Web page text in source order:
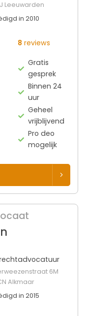
Leeuwarden
in 2010
8 reviews
Gratis
gesprek
Binnen 24
uur
Geheel
vrijblijvend
Pro deo
mogelijk
6M
Alkmaar
in 2015